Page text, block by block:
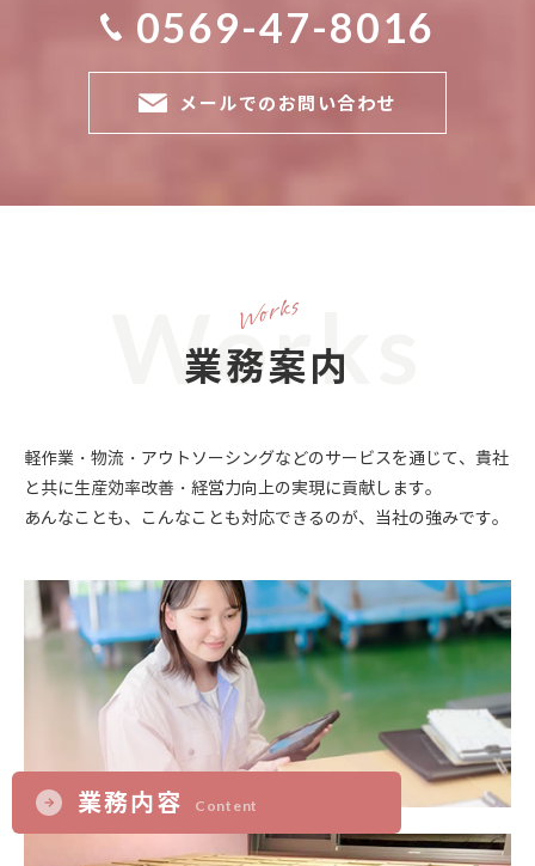
0569-47-8016
メールでのお問い合わせ
Works
業務案内
軽作業・物流・アウトソーシングなどのサービスを通じて、貴社
と共に生産効率改善・経営力向上の実現に貢献します。
あんなことも、こんなことも対応できるのが、当社の強みです。
業務内容 Content